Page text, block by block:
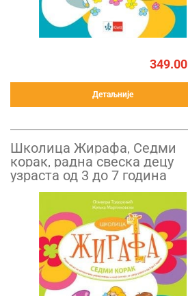
349.00
Детаљније
Школица Жирафа, Седми
корак, радна свеска децу
узраста од 3 до 7 година